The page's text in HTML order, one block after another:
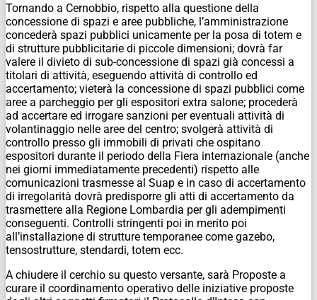
Tornando a Cernobbio, rispetto alla questione della
concessione di spazi e aree pubbliche, l’amministrazione
concederà spazi pubblici unicamente per la posa di totem e
di strutture pubblicitarie di piccole dimensioni; dovrà far
valere il divieto di sub-concessione di spazi già concessi a
titolari di attività, eseguendo attività di controllo ed
accertamento; vieterà la concessione di spazi pubblici come
aree a parcheggio per gli espositori extra salone; procederà
ad accertare ed irrogare sanzioni per eventuali attività di
volantinaggio nelle aree del centro; svolgerà attività di
controllo presso gli immobili di privati che ospitano
espositori durante il periodo della Fiera internazionale (anche
nei giorni immediatamente precedenti) rispetto alle
comunicazioni trasmesse al Suap e in caso di accertamento
di irregolarità dovrà predisporre gli atti di accertamento da
trasmettere alla Regione Lombardia per gli adempimenti
conseguenti. Controlli stringenti poi in merito poi
all’installazione di strutture temporanee come gazebo,
tensostrutture, stendardi, totem ecc.
A chiudere il cerchio su questo versante, sarà Proposte a
curare il coordinamento operativo delle iniziative proposte